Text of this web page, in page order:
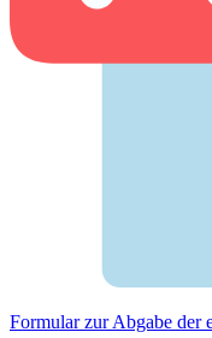
Formular zur Abgabe der